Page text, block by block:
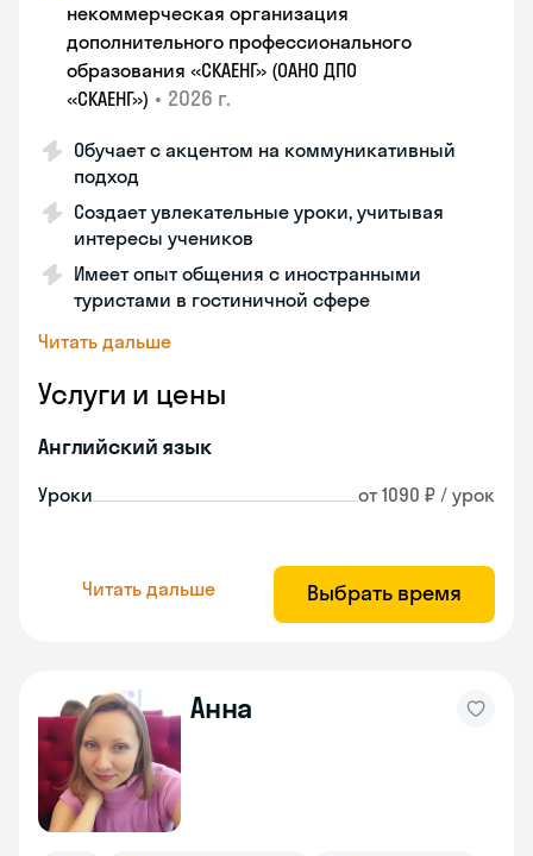
некоммерческая организация
дополнительного профессионального
образования «СКАЕНГ» (ОАНО ДПО
«СКАЕНГ») • 2026 г.
Обучает с акцентом на коммуникативный
подход
Создает увлекательные уроки, учитывая
интересы учеников
Имеет опыт общения с иностранными
туристами в гостиничной сфере
Читать дальше
Услуги и цены
Английский язык
Уроки от 1090 ₽ / урок
Читать дальше Выбрать время
Анна